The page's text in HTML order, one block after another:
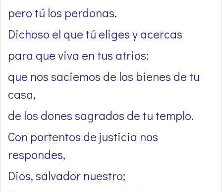
pero tú los perdonas.
Dichoso el que tú eliges y acercas
para que viva en tus atrios:
que nos saciemos de los bienes de tu
casa,
de los dones sagrados de tu templo.
Con portentos de justicia nos
respondes,
Dios, salvador nuestro;